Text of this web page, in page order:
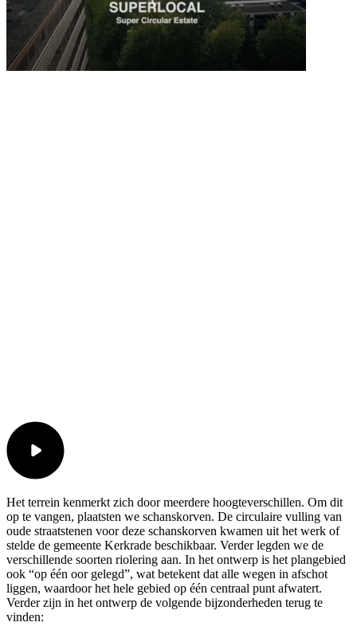
Het terrein kenmerkt zich door meerdere hoogteverschillen. Om dit
op te vangen, plaatsten we schanskorven. De circulaire vulling van
oude straatstenen voor deze schanskorven kwamen uit het werk of
stelde de gemeente Kerkrade beschikbaar. Verder legden we de
verschillende soorten riolering aan. In het ontwerp is het plangebied
ook “op één oor gelegd”, wat betekent dat alle wegen in afschot
liggen, waardoor het hele gebied op één centraal punt afwatert.
Verder zijn in het ontwerp de volgende bijzonderheden terug te
vinden: